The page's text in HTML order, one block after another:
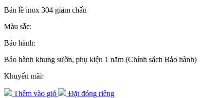
Bản lề inox 304 giảm chấn
Màu sắc:
Bảo hành:
Bảo hành khung sườn, phụ kiện 1 năm (Chính sách Bảo hành)
Khuyến mãi:
Thêm vào giỏ Đặt đóng riêng